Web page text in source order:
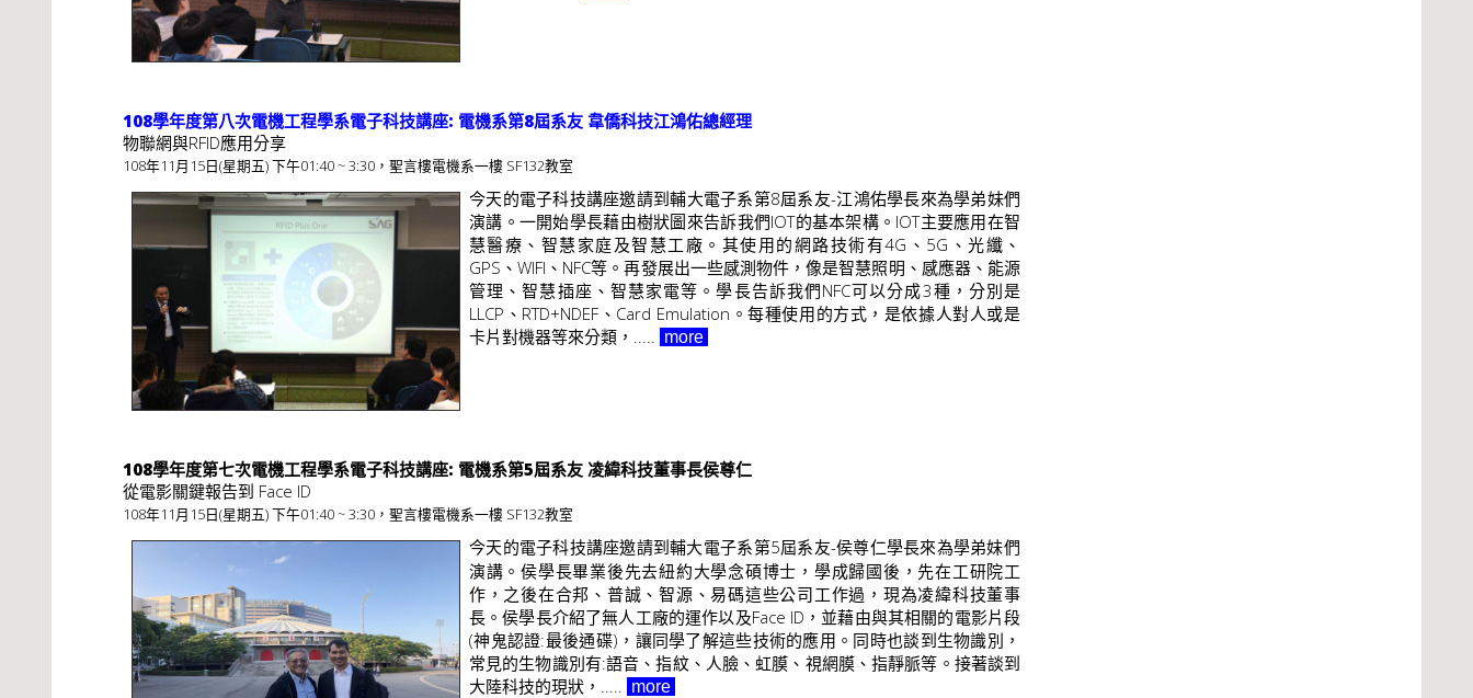
108學年度第八次電機工程學系電子科技講座: 電機系第8屆系友 韋僑科技江鴻佑總經理
物聯網與RFID應用分享
108年11月15日(星期五) 下午01:40 ~ 3:30，聖言樓電機系一樓 SF132教室
今天的電子科技講座邀請到輔大電子系第8屆系友-江鴻佑學長來為學弟妹們
演講。一開始學長藉由樹狀圖來告訴我們IOT的基本架構。IOT主要應用在智
慧醫療、智慧家庭及智慧工廠。其使用的網路技術有4G、5G、光纖、
GPS、WIFI、NFC等。再發展出一些感測物件，像是智慧照明、感應器、能源
管理、智慧插座、智慧家電等。學長告訴我們NFC可以分成3種，分別是
LLCP、RTD+NDEF、Card Emulation。每種使用的方式，是依據人對人或是
卡片對機器等來分類，.....
more
108學年度第七次電機工程學系電子科技講座: 電機系第5屆系友 凌緯科技董事長侯尊仁
從電影關鍵報告到 Face ID
108年11月15日(星期五) 下午01:40 ~ 3:30，聖言樓電機系一樓 SF132教室
今天的電子科技講座邀請到輔大電子系第5屆系友-侯尊仁學長來為學弟妹們
演講。侯學長畢業後先去紐約大學念碩博士，學成歸國後，先在工研院工
作，之後在合邦、普誠、智源、易碼這些公司工作過，現為凌緯科技董事
長。侯學長介紹了無人工廠的運作以及Face ID，並藉由與其相關的電影片段
(神鬼認證:最後通碟)，讓同學了解這些技術的應用。同時也談到生物識別，
常見的生物識別有:語音、指紋、人臉、虹膜、視網膜、指靜脈等。接著談到
大陸科技的現狀，.....
more